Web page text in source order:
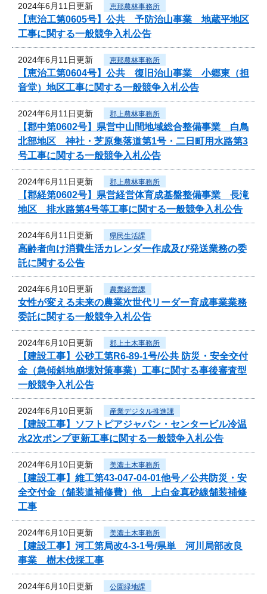
2024年6月11日更新 恵那農林事務所
【恵治工第0605号】公共 予防治山事業 地蔵平地区
工事に関する一般競争入札公告
2024年6月11日更新 恵那農林事務所
【恵治工第0604号】公共 復旧治山事業 小郷東（担
音堂）地区工事に関する一般競争入札公告
2024年6月11日更新 郡上農林事務所
【郡中第0602号】県営中山間地域総合整備事業 白鳥
北部地区 神社・芝原集落道第1号・二日町用水路第3
号工事に関する一般競争入札公告
2024年6月11日更新 郡上農林事務所
【郡経第0602号】県営経営体育成基盤整備事業 長滝
地区 排水路第4号等工事に関する一般競争入札公告
2024年6月11日更新 県民生活課
高齢者向け消費生活カレンダー作成及び発送業務の委
託に関する公告
2024年6月10日更新 農業経営課
女性が変える未来の農業次世代リーダー育成事業業務
委託に関する一般競争入札公告
2024年6月10日更新 郡上土木事務所
【建設工事】公砂工第R6-89-1号/公共 防災・安全交付
金（急傾斜地崩壊対策事業）工事に関する事後審査型
一般競争入札公告
2024年6月10日更新 産業デジタル推進課
【建設工事】ソフトピアジャパン・センタービル冷温
水2次ポンプ更新工事に関する一般競争入札公告
2024年6月10日更新 美濃土木事務所
【建設工事】維工第43-047-04-01他号／公共防災・安
全交付金（舗装道補修費）他 上白金真砂線舗装補修
工事
2024年6月10日更新 美濃土木事務所
【建設工事】河工第局改4-3-1号/県単 河川局部改良
事業 樹木伐採工事
2024年6月10日更新 公園緑地課